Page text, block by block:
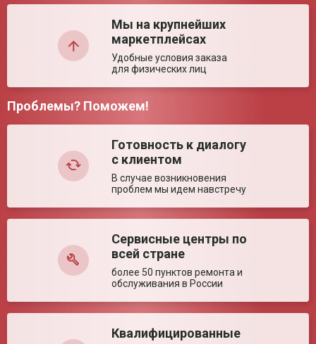
220 В 50/60 Гц
Рекомендуемый
объем помещения
140 м³
Ключевые преимущества
Особенности
животных. Индикатор наработки лампы.
подставку.
Недостатки:
Оставить отзыв
Мы на крупнейших
маркетплейсах
Удобные условия заказа
для физических лиц
Проблемы? Поможем!
Готовность к диалогу
с клиентом
В случае возникновения
проблем мы идем навстречу
Сервисные центры по
всей стране
более 50 пунктов ремонта и
обслуживания в России
Квалифицированные